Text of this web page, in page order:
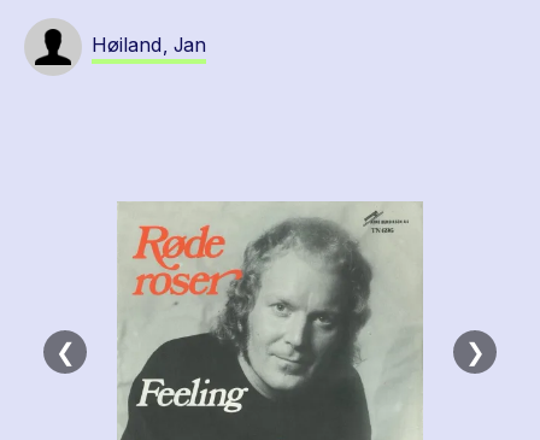
Høiland, Jan
❮ ❯